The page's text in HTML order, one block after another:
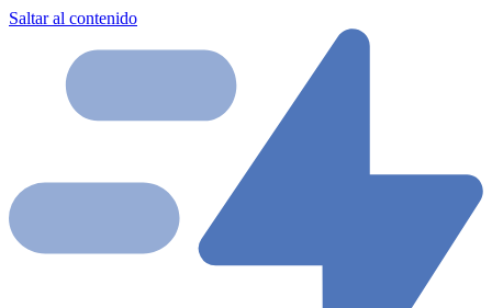
Saltar al contenido